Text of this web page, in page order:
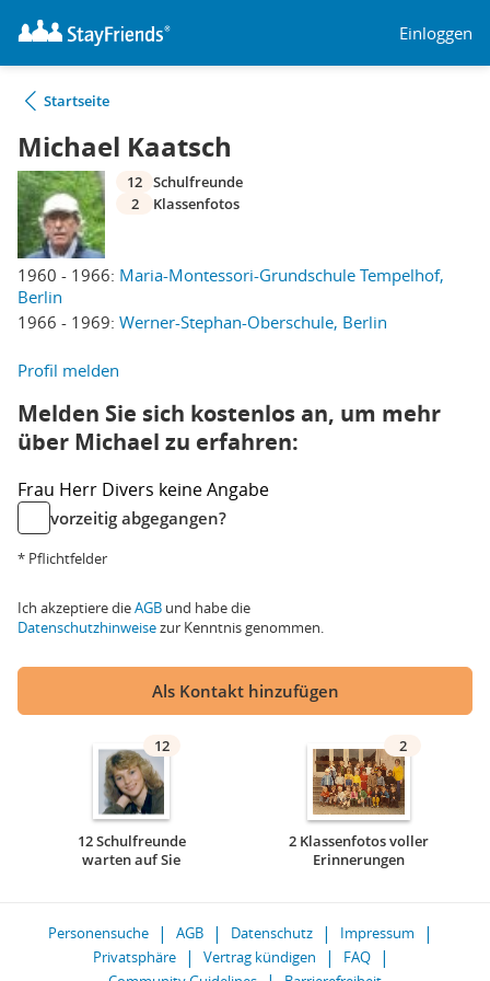
Einloggen
Startseite
Michael Kaatsch
1960 - 1966: Maria-Montessori-Grundschule Tempelhof,
Berlin
1966 - 1969: Werner-Stephan-Oberschule, Berlin
12 Schulfreunde
2
Klassenfotos
Profil melden
Melden Sie sich kostenlos an, um mehr
über Michael zu erfahren:
Frau Herr Divers keine Angabe
vorzeitig abgegangen?
* Pflichtfelder
Ich akzeptiere dieAGB und habe die
Datenschutzhinweisezur Kenntnis genommen.
Als Kontakt hinzufügen
12
12 Schulfreunde
warten auf Sie
2
2 Klassenfotos voller
Erinnerungen
Personensuche AGB Datenschutz
Impressum
Privatsphäre
Vertrag kündigen
FAQ